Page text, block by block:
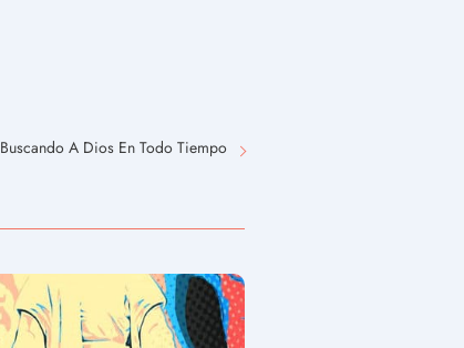
Buscando A Dios En Todo Tiempo